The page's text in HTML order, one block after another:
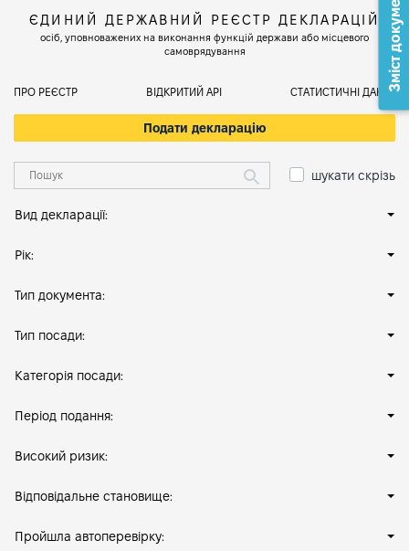
ЄДИНИЙ ДЕРЖАВНИЙ РЕЄСТР ДЕКЛАРАЦІЙ
осіб, уповноважених на виконання функцій держави або місцевого
самоврядування
ПРО РЕЄСТР ВІДКРИТИЙ АРІ СТАТИСТИЧНІ ДАНІ
Подати декларацію
шукати скрізь
Вид декларації:
Рік:
Тип документа:
Тип посади:
Категорія посади:
Період подання:
Високий ризик:
Відповідальне становище:
Пройшла автоперевірку:
Зміст документа